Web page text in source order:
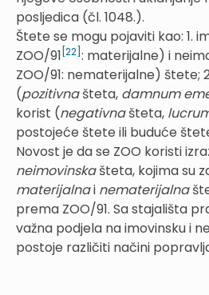
posljedica (čl. 1048.).
Štete se mogu pojaviti kao: 1.
ZOO/91 [22] : materijalne) i
ZOO/91: nematerijalne) štete;
(pozitivnašteta, damnum
korist (negativnašteta,
postojeće štete ili buduće
Novost je da se ZOO koristi
neimovinskašteta, kojima su
materijalnai nematerijalna
prema ZOO/91. Sa stajališta
važna podjela na imovinsku i
postoje različiti načini